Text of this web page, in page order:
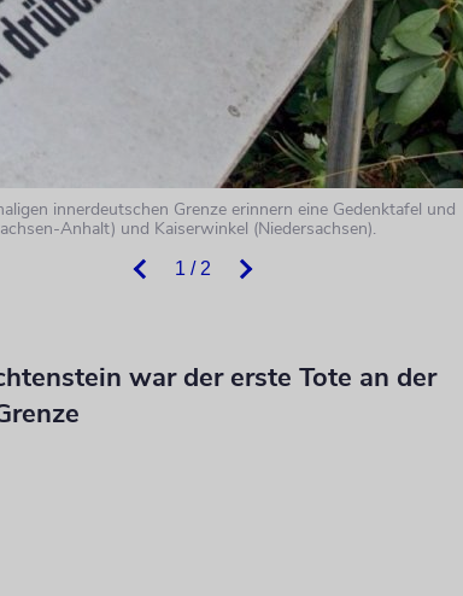
1 / 2
innerdeutschen Grenze erinnern eine Gedenktafel und
Anhalt) und Kaiserwinkel (Niedersachsen).
war der erste Tote an der